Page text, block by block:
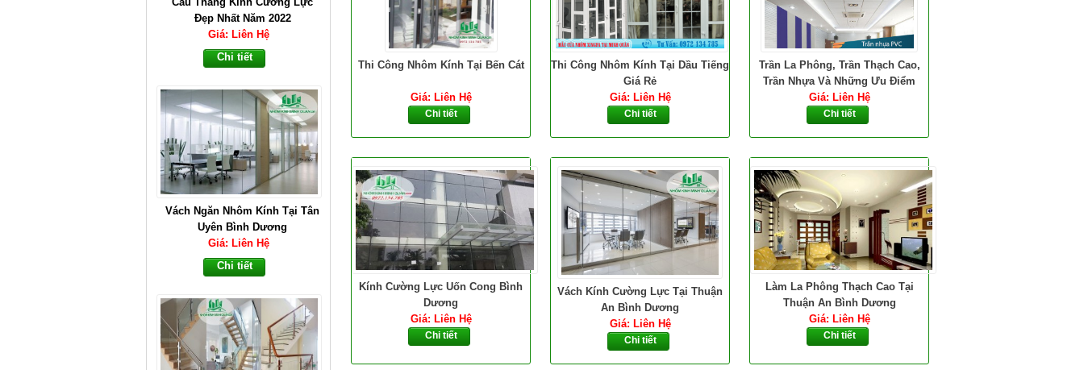
Thi Công Nhôm Kính Tại Bến Cát
Giá: Liên Hệ
Chi tiết
Thi Công Nhôm Kính Tại Dầu Tiếng
Giá Rẻ
Giá: Liên Hệ
Chi tiết
Trần La Phông, Trần Thạch Cao,
Trần Nhựa Và Những Ưu Điểm
Giá: Liên Hệ
Chi tiết
Kính Cường Lực Uốn Cong Bình
Dương
Giá: Liên Hệ
Chi tiết
Vách Kính Cường Lực Tại Thuận
An Bình Dương
Giá: Liên Hệ
Chi tiết
Làm La Phông Thạch Cao Tại
Thuận An Bình Dương
Giá: Liên Hệ
Chi tiết
Vách Ngăn Nhôm Kính Tại Tân
Uyên Bình Dương
Giá: Liên Hệ
Chi tiết
Thi Công Cầu Thang Đẹp Hàng
Đầu Tại Bình Dương
Giá: Liên Hệ
Chi tiết